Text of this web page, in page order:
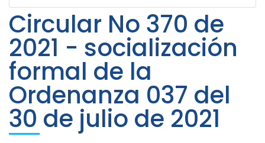
Circular No 370 de
2021 - socialización
formal de la
Ordenanza 037 del
30 de julio de 2021